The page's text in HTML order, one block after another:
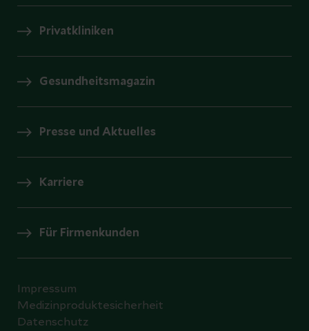
Privatkliniken
Gesundheitsmagazin
Presse und Aktuelles
Karriere
Für Firmenkunden
Impressum
Medizinproduktesicherheit
Datenschutz